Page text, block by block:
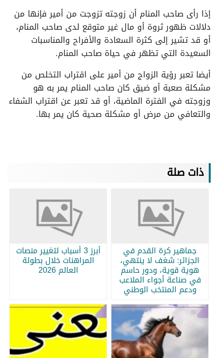
إذا رأى صاحب المنام أن زوجته تزوجت من أمير فإنها من
دلالات ظهور ثروة أو مال غير متوقع لدى صاحب المنام،
أو قد تشير إلى كثرة السعادة والأفراح والمناسبات
السعيدة التي تظهر في حياة صاحب المنام.
أيضا تعبر رؤية الزواج من أمير على اقتراب التخلص من
مشكلة صعبة أو ضيق كان صاحب المنام يمر به هو
وزوجته في الفترة الماضية، أو قد تعبر عن اقتراب الشفاء
والتعافي من مرض أو مشكلة صحية كان يمر بها.
ذات صلة
جماهير كرة القدم في
الجزائر: شغف لا ينتهي،
هوية قوية، ودور حاسم
في صناعة أجواء الملاعب
ودعم المنتخب الوطني
أبرز 3 أسباب لتغيير منصات
المراهنات خلال بطولة
العالم 2026